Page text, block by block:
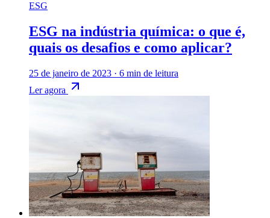
ESG
ESG na indústria química: o que é,
quais os desafios e como aplicar?
25 de janeiro de 2023 · 6 min de leitura
Ler agora